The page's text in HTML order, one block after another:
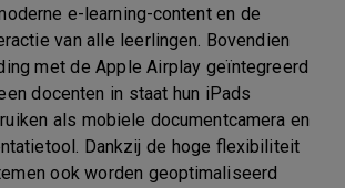
e-learning-content en de
van alle leerlingen. Bovendien
met de Apple Airplay geïntegreerd
docenten in staat hun iPads
als mobiele documentcamera en
Dankzij de hoge flexibiliteit
ook worden geoptimaliseerd